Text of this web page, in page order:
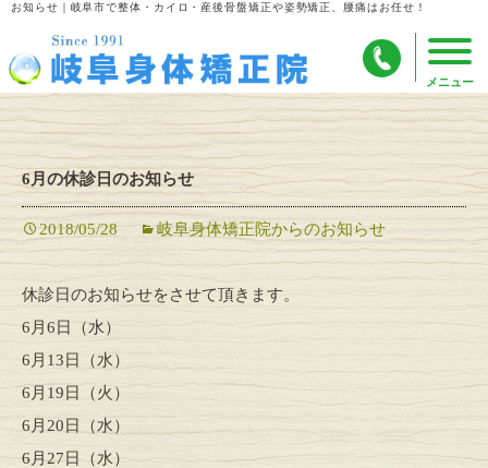
お知らせ｜岐阜市で整体・カイロ・産後骨盤矯正や姿勢矯正、腰痛はお任せ！
6月の休診日のお知らせ
2018/05/28 岐阜身体矯正院からのお知らせ
休診日のお知らせをさせて頂きます。
6月6日（水）
6月13日（水）
6月19日（火）
6月20日（水）
6月27日（水）